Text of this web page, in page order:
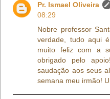
Pr. Ismael Oliveira
08:29
Nobre professor
verdade, tudo aqui
muito feliz com a
obrigado pelo
saudação aos seus
semana meu irmão!